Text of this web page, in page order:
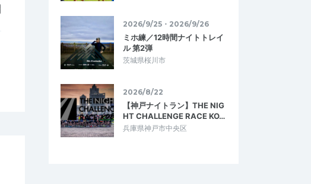
2026/9/25・2026/9/26
ミホ練／12時間ナイトトレイ
ル 第2弾
茨城県桜川市
2026/8/22
【神戸ナイトラン】THE NIG
HT CHALLENGE RACE KO…
兵庫県神戸市中央区